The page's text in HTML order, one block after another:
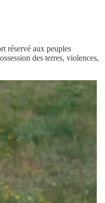
réservé aux peuples
des terres, violences,